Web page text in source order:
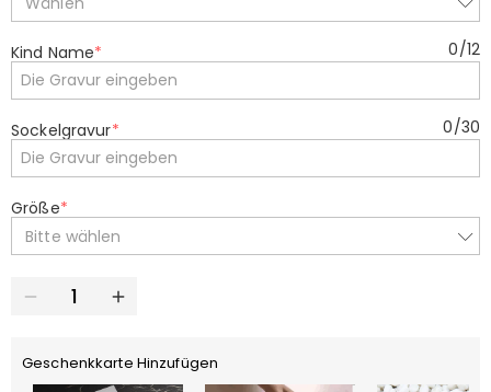
Kind Name* 0/12
Sockelgravur* 0/30
Größe*
Bitte wählen
Geschenkkarte Hinzufügen